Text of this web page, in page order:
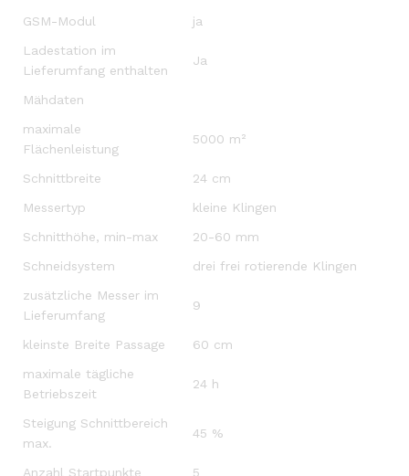
GSM-Modul
ja
Ladestation im
Lieferumfang enthalten
Ja
Mähdaten
maximale
Flächenleistung
5000 m²
Schnittbreite
24 cm
Messertyp
kleine Klingen
Schnitthöhe, min-max
20-60 mm
Schneidsystem
drei frei rotierende Klingen
zusätzliche Messer im
Lieferumfang
9
kleinste Breite Passage
60 cm
maximale tägliche
Betriebszeit
24 h
Steigung Schnittbereich
max.
45 %
Anzahl Startpunkte
5